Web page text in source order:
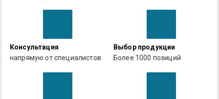
Консультация
напрямую от специалистов
Выбор продукции
Более 1000 позиций